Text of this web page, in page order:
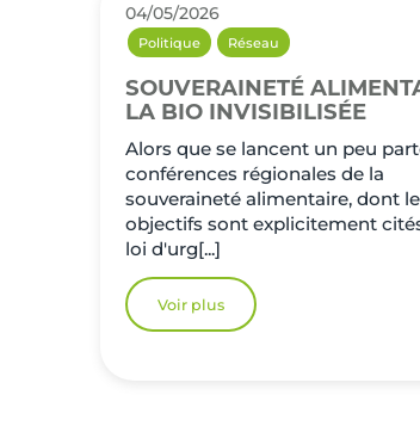
04/05/2026
Politique Réseau
SOUVERAINETÉ
LA BIO INVISIBILISÉE
Alors que se lancent un peu
conférences régionales de la
souveraineté alimentaire, dont
objectifs sont explicitement
loi d'urg[...]
Voir plus